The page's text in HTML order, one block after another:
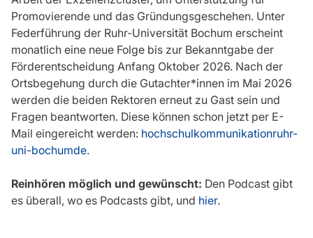
Promovierende und das Gründungsgeschehen. Unter
Federführung der Ruhr-Universität Bochum erscheint
monatlich eine neue Folge bis zur Bekanntgabe der
Förderentscheidung Anfang Oktober 2026. Nach der
Ortsbegehung durch die Gutachter*innen im Mai 2026
werden die beiden Rektoren erneut zu Gast sein und
Fragen beantworten. Diese können schon jetzt per E-
Mail eingereicht werden: hochschulkommunikationruhr-
uni-bochumde.
Reinhören möglich und gewünscht: Den Podcast gibt
es überall, wo es Podcasts gibt, und hier.